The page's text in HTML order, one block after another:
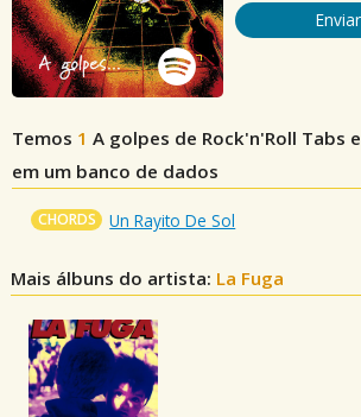
Temos 1 A golpes de Rock'n'Roll Tabs
em um banco de dados
CHORDS Un Rayito De Sol
Mais álbuns do artista: La Fuga